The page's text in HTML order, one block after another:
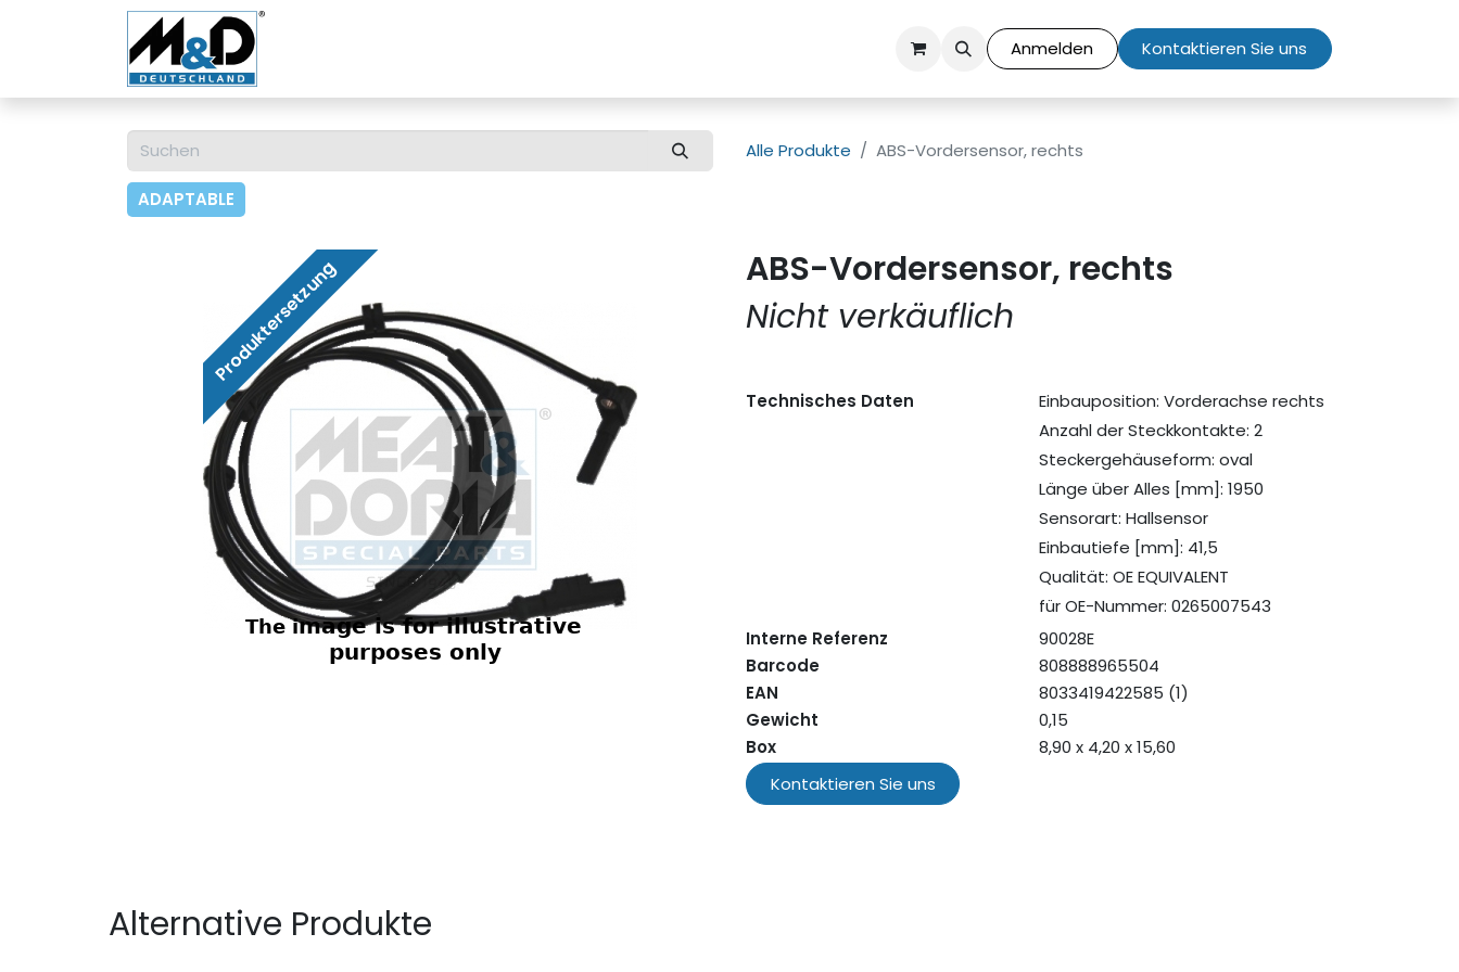
Anmelden Kontaktieren Sie uns
Alle Produkte ABS-Vordersensor, rechts
ADAPTABLE
Produktersetzung
ABS-Vordersensor, rechts
Nicht verkäuflich
Technisches Daten
Einbauposition: Vorderachse rechts
Anzahl der Steckkontakte: 2
Steckergehäuseform: oval
Länge über Alles [mm]: 1950
Sensorart: Hallsensor
Einbautiefe [mm]: 41,5
Qualität: OE EQUIVALENT
für OE-Nummer: 0265007543
Interne Referenz
90028E
Barcode
808888965504
EAN
8033419422585 (1)
Gewicht
0,15
Box
8,90 x 4,20 x 15,60
Kontaktieren Sie uns
Alternative Produkte